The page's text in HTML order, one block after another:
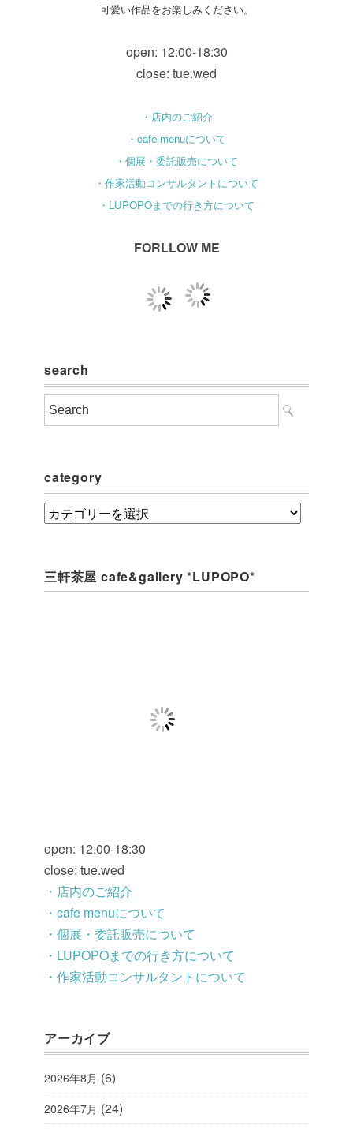
可愛い作品をお楽しみください。
open: 12:00-18:30
close: tue.wed
・店内のご紹介
・cafe menuについて
・個展・委託販売について
・作家活動コンサルタントについて
・LUPOPOまでの行き方について
FORLLOW ME
search
category
category
三軒茶屋 cafe&gallery *LUPOPO*
open: 12:00-18:30
close: tue.wed
・店内のご紹介
・cafe menuについて
・個展・委託販売について
・LUPOPOまでの行き方について
・作家活動コンサルタントについて
アーカイブ
2026年8月 (6)
2026年7月 (24)